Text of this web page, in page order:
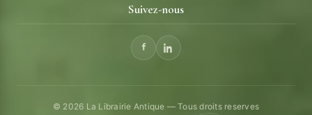
Suivez-nous
© 2026 La Librairie Antique — Tous droits reserves